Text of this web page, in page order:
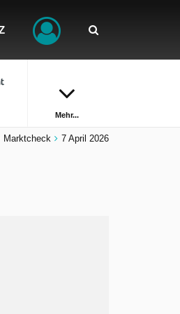
Mehr...
Marktcheck 7 April 2026